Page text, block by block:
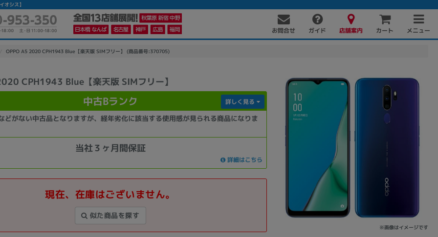
オシス】
お問合せ ガイド 店舗案内 カート メニュー
OPPO A5 2020 CPH1943 Blue【楽天版 SIMフリー】 (商品番号:370705)
CPH1943 Blue【楽天版 SIMフリー】
※画像はイメージです
中古Bランク
どがない中古品となりますが、経年劣化に該当する使用感が見られる商品になりま
詳しく見る
当社３ヶ月間保証
詳細はこちら
現在、在庫はございません。
似た商品を探す
かんたんパソコン検索に切り替える
カテゴリー
ノートPC デスクPC
メーカー